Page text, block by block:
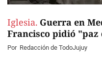
Iglesia. Guerra en
Francisco pidió "paz
Por Redacción de TodoJujuy